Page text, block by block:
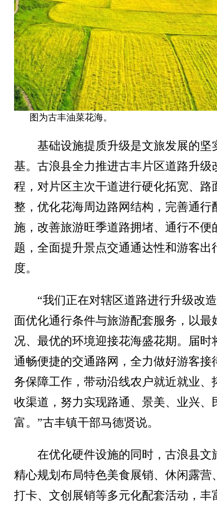
图为古丰油菜花海。
基础设施提质升级是文旅发展的坚
基。古浪县全力推进古丰片区道路升级
程，对片区主次干道进行硬化拓宽、路
整，优化花海周边路网结构，完善通行
施，改善旅游旺季道路拥堵、通行不便
题，全面提升景点交通通达性和游客出
度。
“我们正在对辖区道路进行升级改
面优化通行条件与旅游配套服务，以最
况、最优的环境迎接花海盛花期。届时
通畅便捷的交通路网，全力做好游客接
务保障工作，带动沿线农户就近就业、
收渠道，努力实现路通、景美、业兴、
富。”古丰镇干部马德贤说。
在优化硬件设施的同时，古浪县文
精心规划布局特色美食展销、休闲露营
打卡、文创展销等多元化配套活动，丰